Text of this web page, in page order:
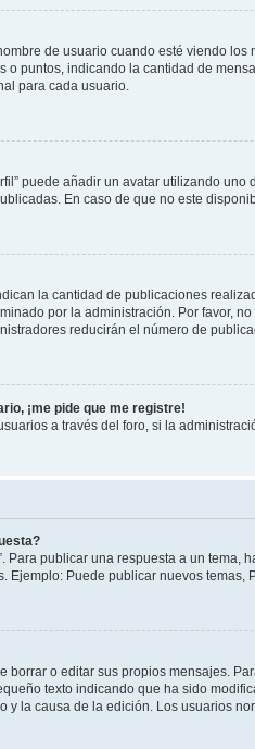
de usuario cuando esté viendo
puntos, indicando la cantidad de
para cada usuario.
puede añadir un avatar utilizando
En caso de que no este
la cantidad de publicaciones
por la administración. Por favor,
reducirán el número de
¡me pide que me registre!
a través del foro, si la
Para publicar una respuesta a un
Puede publicar nuevos temas,
borrar o editar sus propios mensajes.
texto indicando que ha sido
y la causa de la edición. Los usuarios